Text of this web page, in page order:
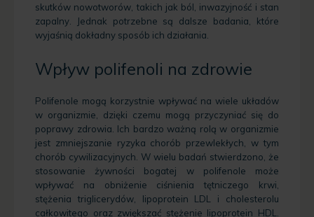
skutków nowotworów, takich jak ból, inwazyjność i stan
zapalny. Jednak potrzebne są dalsze badania, które
wyjaśnią dokładny sposób ich działania.
Wpływ polifenoli na zdrowie
Polifenole mogą korzystnie wpływać na wiele układów
w organizmie, dzięki czemu mogą przyczyniać się do
poprawy zdrowia. Ich bardzo ważną rolą w organizmie
jest zmniejszanie ryzyka chorób przewlekłych, w tym
chorób cywilizacyjnych. W wielu badań stwierdzono, że
stosowanie żywności bogatej w polifenole może
wpływać na obniżenie ciśnienia tętniczego krwi,
stężenia triglicerydów, lipoprotein LDL i cholesterolu
całkowitego oraz zwiększać stężenie lipoprotein HDL.